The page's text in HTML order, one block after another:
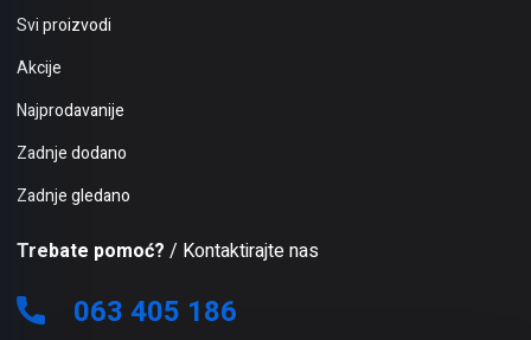
Svi proizvodi
Akcije
Najprodavanije
Zadnje dodano
Zadnje gledano
Trebate pomoć? / Kontaktirajte nas
063 405 186